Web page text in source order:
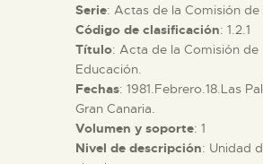
EL MUSEO
COLECCIONES
DIDÁCTICA
Serie: Actas de la Comisión
Código de clasificación: 1.2.1
Título: Acta de la Comisión de
Educación.
Fechas: 1981.Febrero.18.Las
Gran Canaria.
Volumen y soporte: 1
Nivel de descripción: Unidad